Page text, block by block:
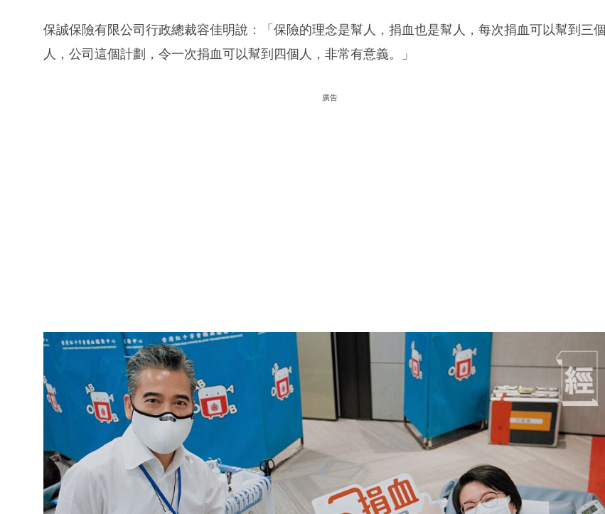
保誠保險有限公司行政總裁容佳明說：「保險的理念是幫人，捐血也是幫人，每次捐血可以幫到三個
人，公司這個計劃，令一次捐血可以幫到四個人，非常有意義。」
廣告